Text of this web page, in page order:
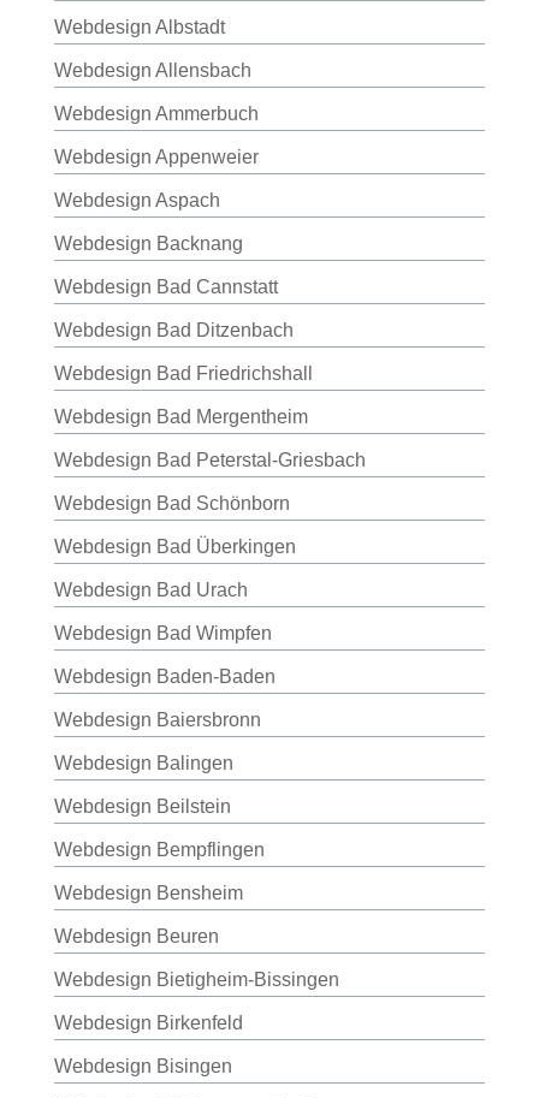
Webdesign Albstadt
Webdesign Allensbach
Webdesign Ammerbuch
Webdesign Appenweier
Webdesign Aspach
Webdesign Backnang
Webdesign Bad Cannstatt
Webdesign Bad Ditzenbach
Webdesign Bad Friedrichshall
Webdesign Bad Mergentheim
Webdesign Bad Peterstal-Griesbach
Webdesign Bad Schönborn
Webdesign Bad Überkingen
Webdesign Bad Urach
Webdesign Bad Wimpfen
Webdesign Baden-Baden
Webdesign Baiersbronn
Webdesign Balingen
Webdesign Beilstein
Webdesign Bempflingen
Webdesign Bensheim
Webdesign Beuren
Webdesign Bietigheim-Bissingen
Webdesign Birkenfeld
Webdesign Bisingen